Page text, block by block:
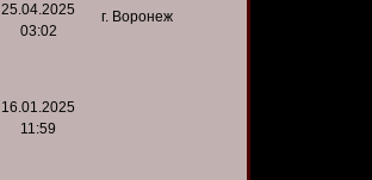
25.04.2025
03:02
г. Воронеж
16.01.2025
11:59